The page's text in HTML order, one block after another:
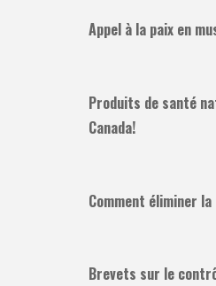
Appel à la paix en
Produits de santé
Canada!
Comment éliminer
Brevets sur le